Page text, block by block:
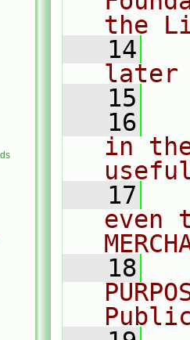
the
   14
later
   15
   16
in
   17
even
   18